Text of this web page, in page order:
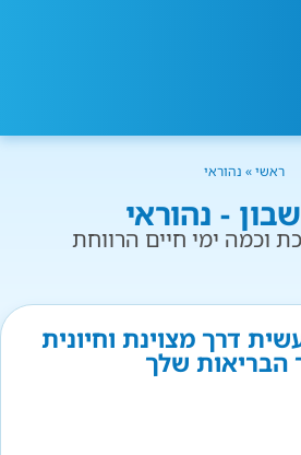
ראשי» נהוראי
- נהוראי
וכמה ימי חיים הרווחת
דרך מצוינת וחיונית
הבריאות שלך